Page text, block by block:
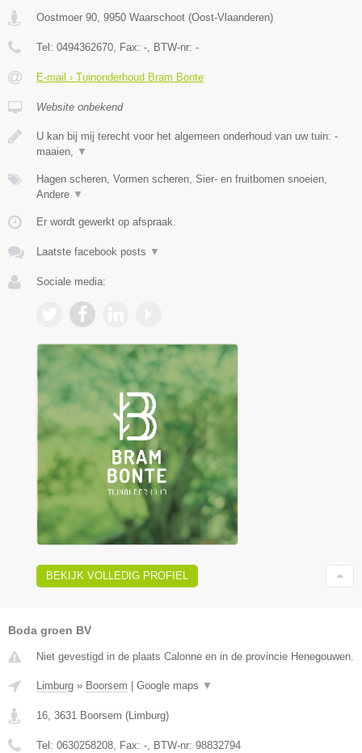
Oostmoer 90, 9950 Waarschoot (Oost-Vlaanderen)
Tel: 0494362670, Fax: -, BTW-nr: -
E-mail › Tuinonderhoud Bram Bonte
Website onbekend
U kan bij mij terecht voor het algemeen onderhoud van uw tuin: -
maaien, ▼
Hagen scheren, Vormen scheren, Sier- en fruitbomen snoeien,
Andere ▼
Er wordt gewerkt op afspraak.
Laatste facebook posts ▼
Sociale media:
BEKIJK VOLLEDIG PROFIEL
Boda groen BV
Niet gevestigd in de plaats Calonne en in de provincie Henegouwen.
Limburg » Boorsem Google maps ▼
16, 3631 Boorsem (Limburg)
Tel: 0630258208, Fax: -, BTW-nr: 98832794